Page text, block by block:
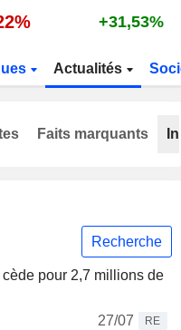
+31,53%
Actualités
Recherche
pour 2,7 millions de
27/07
RE
Faits marquants